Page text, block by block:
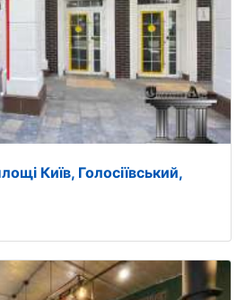
Київ, Голосіївський,